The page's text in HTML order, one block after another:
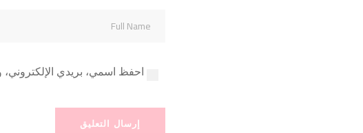
احفظ اسمي، بريدي الإلكتروني،